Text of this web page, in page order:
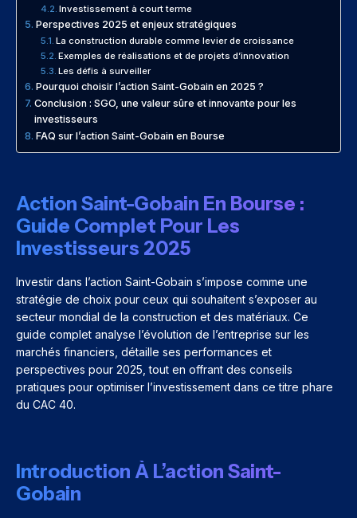
Investissement à court terme
Perspectives 2025 et enjeux stratégiques
La construction durable comme levier de croissance
Exemples de réalisations et de projets d’innovation
Les défis à surveiller
Pourquoi choisir l’action Saint-Gobain en 2025 ?
Conclusion : SGO, une valeur sûre et innovante pour les
investisseurs
FAQ sur l’action Saint-Gobain en Bourse
Action Saint-Gobain En Bourse :
Guide Complet Pour Les
Investisseurs 2025
Investir dans l’action Saint-Gobain s’impose comme une
stratégie de choix pour ceux qui souhaitent s’exposer au
secteur mondial de la construction et des matériaux. Ce
guide complet analyse l’évolution de l’entreprise sur les
marchés financiers, détaille ses performances et
perspectives pour 2025, tout en offrant des conseils
pratiques pour optimiser l’investissement dans ce titre phare
du CAC 40.
Introduction À L’action Saint-
Gobain